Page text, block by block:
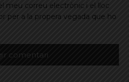
meu correu electrònic i el lloc
per a la propera vegada que ho